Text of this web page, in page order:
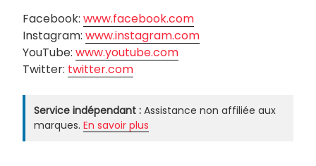
Facebook: www.facebook.com
Instagram: www.instagram.com
YouTube: www.youtube.com
Twitter: twitter.com
Service indépendant : Assistance non affiliée aux
marques. En savoir plus